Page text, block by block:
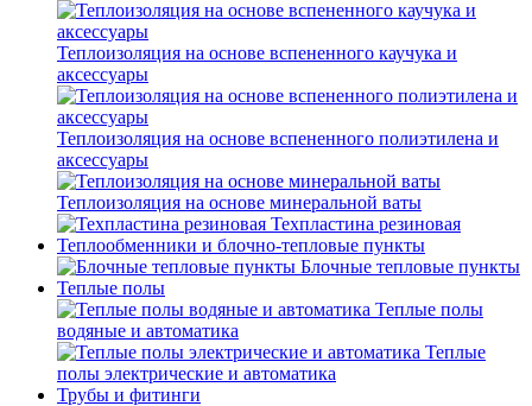
Теплоизоляция на основе вспененного каучука и
аксессуары
Теплоизоляция на основе вспененного полиэтилена и
аксессуары
Теплоизоляция на основе минеральной ваты
Техпластина резиновая
Теплообменники и блочно-тепловые пункты
Блочные тепловые пункты
Теплые полы
Теплые полы
водяные и автоматика
Теплые
полы электрические и автоматика
Трубы и фитинги